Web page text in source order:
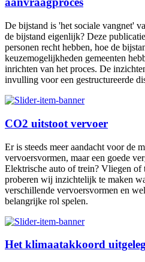
De bijstand is 'het sociale vangnet'
de bijstand eigenlijk? Deze
personen recht hebben, hoe de
keuzemogelijkheden gemeenten
inrichten van het proces. De
invulling voor een gestructureerde
CO2 uitstoot vervoer
Er is steeds meer aandacht voor de
vervoersvormen, maar een goede
Elektrische auto of trein? Vliegen of
proberen wij inzichtelijk te maken
verschillende vervoersvormen en
belangrijke rol spelen.
Het klimaatakkoord